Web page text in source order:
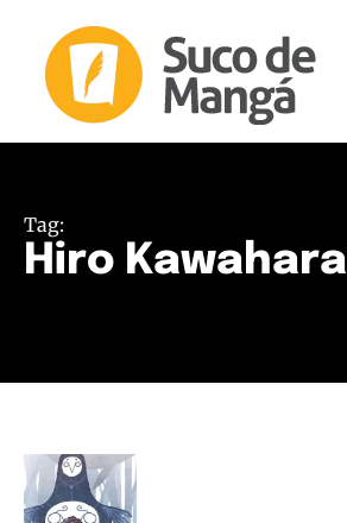
Tag:
Hiro Kawahara